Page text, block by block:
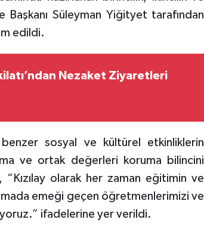
Başkanı Süleyman Yiğityet tarafından
edildi.
Nezaket Ziyaretleri
benzer sosyal ve kültürel etkinliklerin
ve ortak değerleri koruma bilincini
olarak her zaman eğitimin ve
emeği geçen öğretmenlerimizi ve
ifadelerine yer verildi.